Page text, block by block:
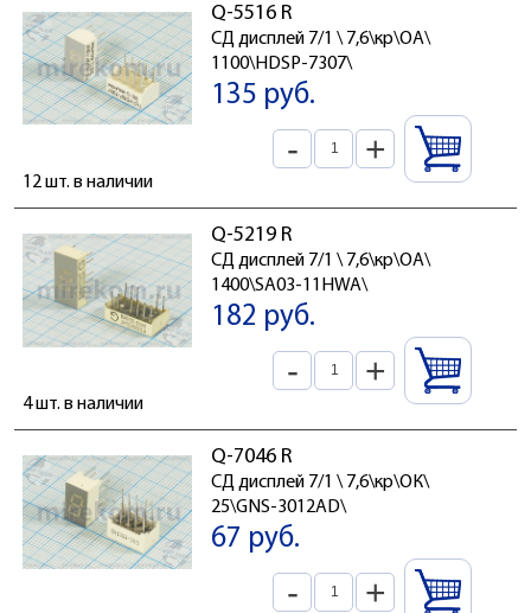
Q-5516 R
СД дисплей 7/1 \ 7,6\кр\ОА\
1100\HDSP-7307\
135 руб.
- +
12 шт. в наличии
Q-5219 R
СД дисплей 7/1 \ 7,6\кр\ОА\
1400\SA03-11HWA\
182 руб.
- +
4 шт. в наличии
Q-7046 R
СД дисплей 7/1 \ 7,6\кр\ОК\
25\GNS-3012AD\
67 руб.
- +